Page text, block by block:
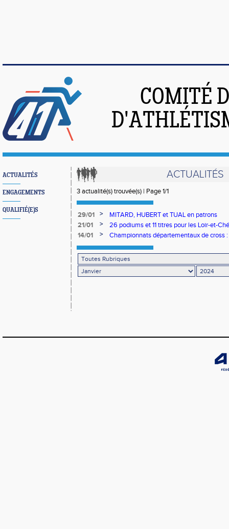
COMITÉ
ACTUALITÉS
ENGAGEMENTS
QUALIFIÉ(E)S
ACTUALITÉS
3 actualité(s) trouvée(s) | Page 1/1
29/01 >
MITARD, HUBERT et TUAL en patrons
21/01
>
26 podiums et 11 titres pour les Loir-et-
Nantes
14/01 >
Championnats départementaux de cross